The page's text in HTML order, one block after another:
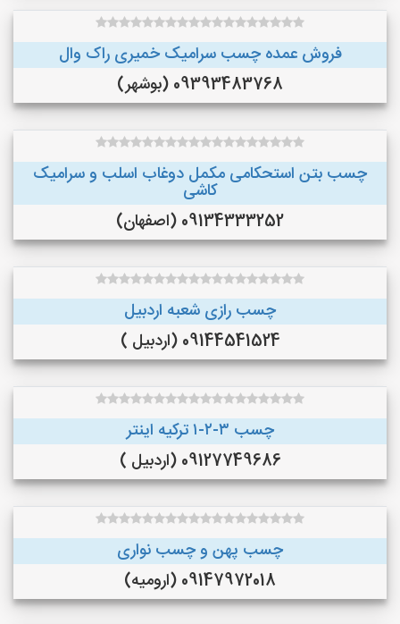
فروش عمده چسب سرامیک خمیری راک وال
09393483768 (بوشهر)
چسب بتن استحکامی مکمل دوغاب اسلب و سرامیک
کاشی
09134333252 (اصفهان)
چسب رازی شعبه اردبیل
09144541524 (اردبیل )
چسب ۳-۲-۱ ترکیه اینتر
09127749686 (اردبیل )
چسب پهن و چسب نواری
09147972018 (ارومیه)